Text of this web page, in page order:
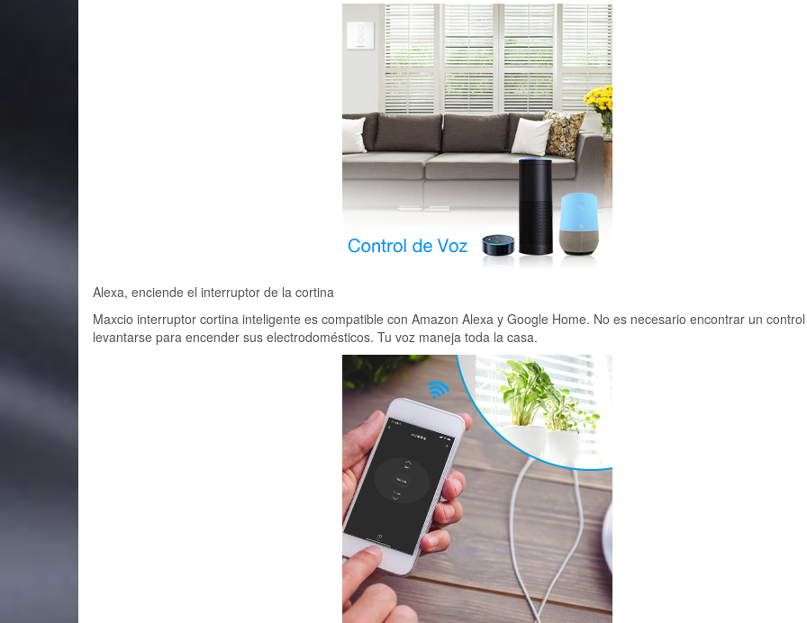
Alexa, enciende el interruptor de la cortina
Maxcio interruptor cortina inteligente es compatible con Amazon Alexa y Google Home. No es necesario encontrar un
levantarse para encender sus electrodomésticos. Tu voz maneja toda la casa.